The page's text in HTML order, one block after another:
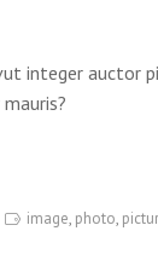
integer auctor
image, photo,